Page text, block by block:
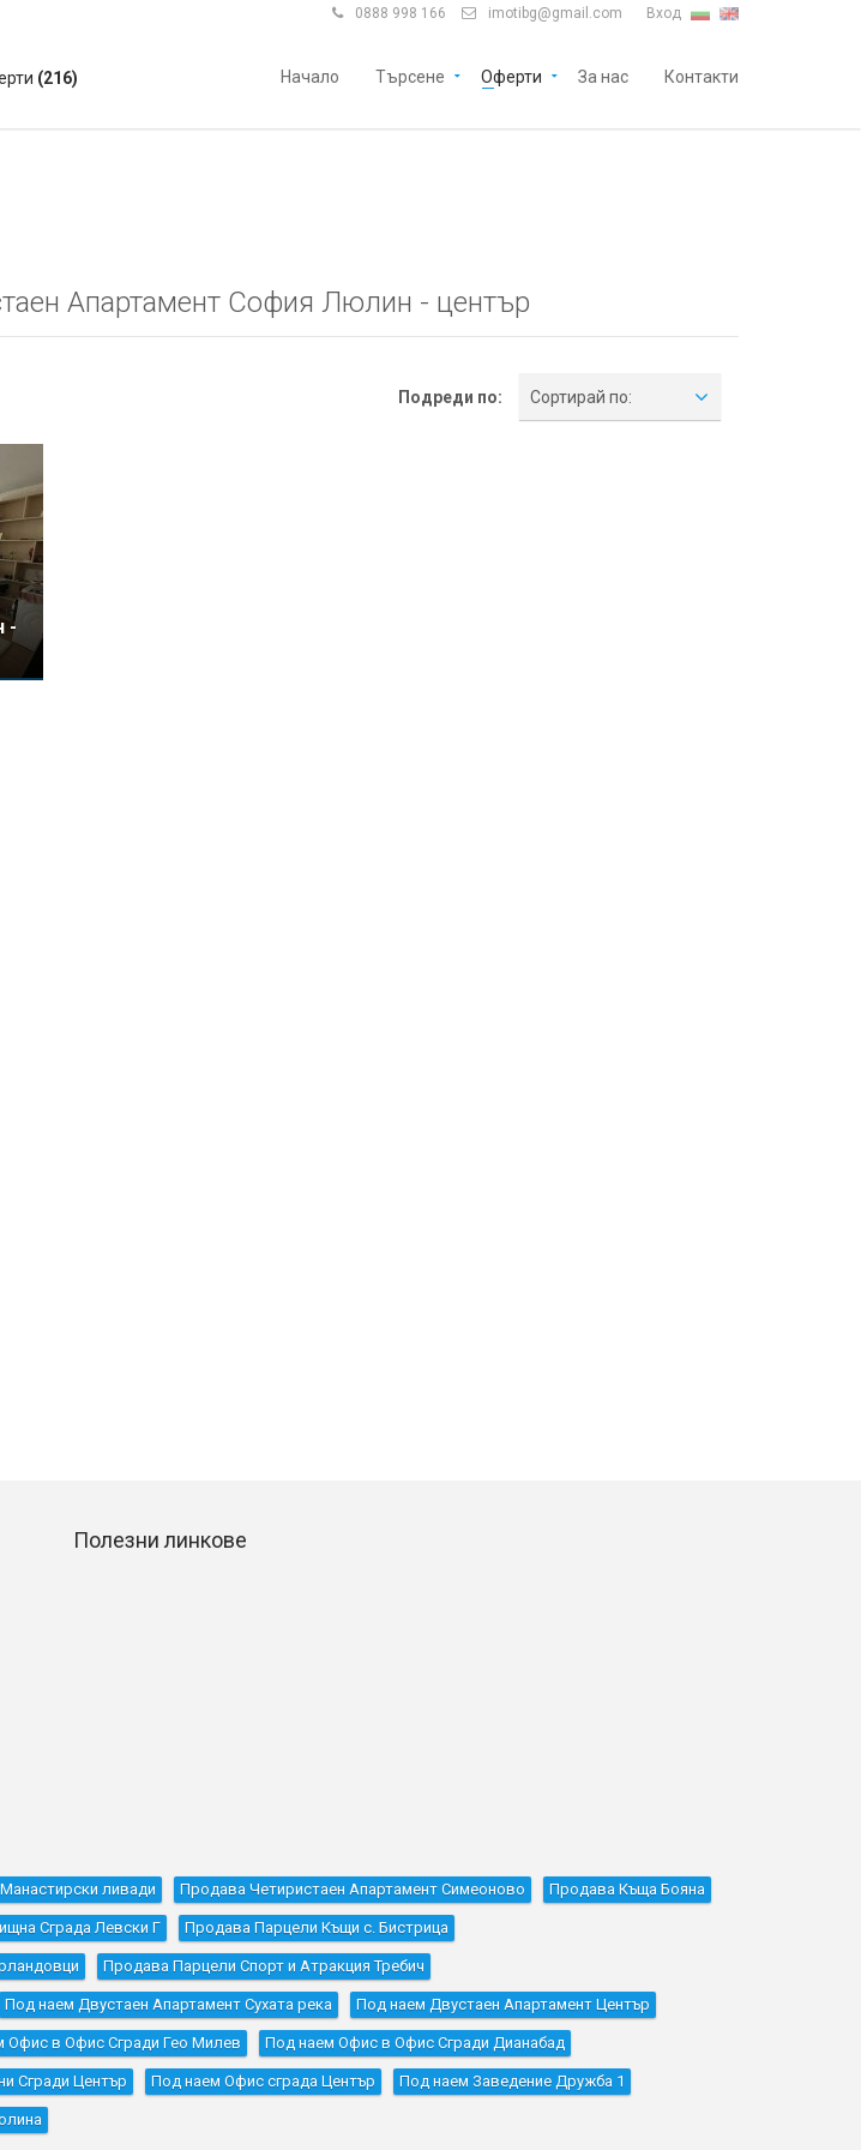
 0888 998 166  imotibg@gmail.com Вход
(216) Начало Търсене Оферти За нас Контакти
Апартамент София Люлин - център
Подреди по: Сортирай по:
-
Полезни линкове
ливади Продава Четиристаен Апартамент Симеоново Продава Къщa Бояна
Сграда Левски Г Продава Парцели Къщи с. Бистрица
Продава Парцели Спорт и Атракция Требич
Под наем Двустаен Апартамент Сухата река Под наем Двустаен Апартамент Център
Офис в Офис Сгради Гео Милев Под наем Офис в Офис Сгради Дианабад
Сгради Център Под наем Офис сграда Център Под наем Заведение Дружба 1